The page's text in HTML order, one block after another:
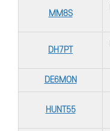
MM8S
DH7PT
DE6MON
HUNT55